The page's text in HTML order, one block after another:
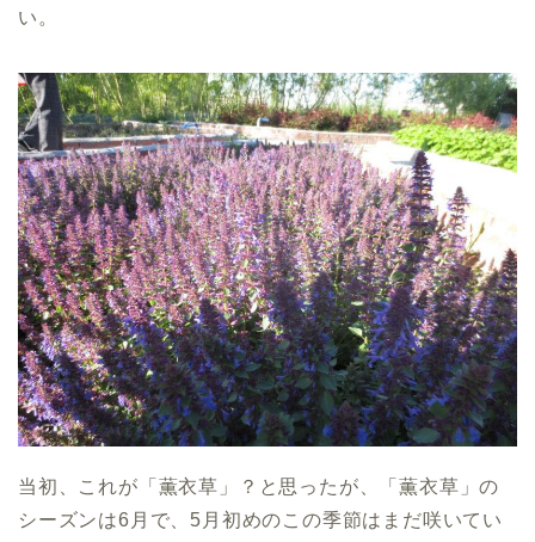
い。
当初、これが「薫衣草」？と思ったが、「薫衣草」の
シーズンは6月で、5月初めのこの季節はまだ咲いてい